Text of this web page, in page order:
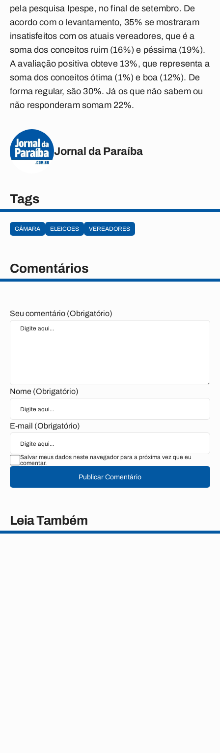
pela pesquisa Ipespe, no final de setembro. De
acordo com o levantamento, 35% se mostraram
insatisfeitos com os atuais vereadores, que é a
soma dos conceitos ruim (16%) e péssima (19%).
A avaliação positiva obteve 13%, que representa a
soma dos conceitos ótima (1%) e boa (12%). De
forma regular, são 30%. Já os que não sabem ou
não responderam somam 22%.
Jornal da Paraíba
Tags
CÂMARA ELEICOES VEREADORES
Comentários
Seu comentário (Obrigatório)
Nome (Obrigatório)
E-mail (Obrigatório)
Salvar meus dados neste navegador para a próxima vez que eu
comentar.
Publicar Comentário
Leia Também